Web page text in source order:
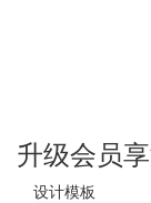
升级会员
设计模板